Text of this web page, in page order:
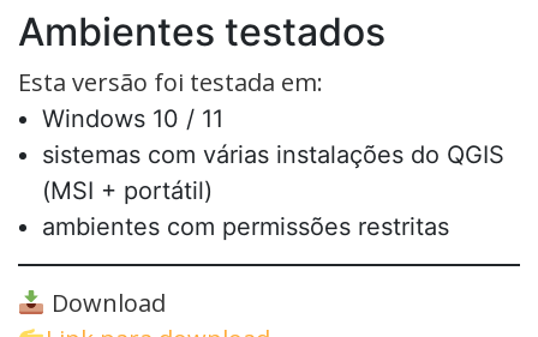
Ambientes testados
Esta versão foi testada em:
Windows 10 / 11
sistemas com várias instalações do QGIS
(MSI + portátil)
ambientes com permissões restritas
Download